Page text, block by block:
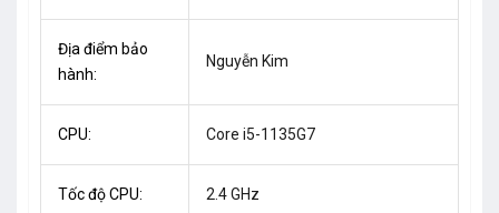
Địa điểm bảo
hành:
Nguyễn Kim
CPU: Core i5-1135G7
Tốc độ CPU: 2.4 GHz